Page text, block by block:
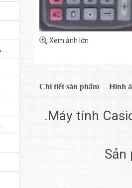
Xem ảnh lớn
Chi tiết sản phẩm Hình
.Máy tính
Sản